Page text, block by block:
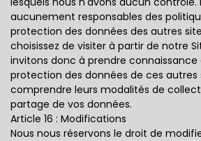
aucunement responsables des
protection des données des autres
choisissez de visiter à partir de notre
invitons donc à prendre connaissance
protection des données de ces autres
comprendre leurs modalités de
partage de vos données.
Article 16 : Modifications
Nous nous réservons le droit de